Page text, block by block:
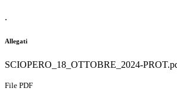
.
Allegati
SCIOPERO_18_OTTOBRE_2024-
File PDF